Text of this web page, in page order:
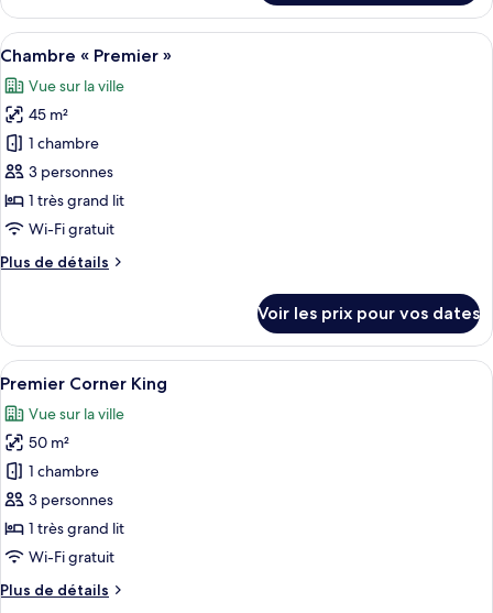
le
type
de
Superior
Plus
Twin
Afficher
toutes
les
photos
pour
ce
type
de
chambre :
Chambre
»
Une chambre d’hôtel avec un grand
8
Chambre « Premier »
Vue sur la ville
45 m²
1 chambre
3 personnes
1 très grand lit
Wi-Fi gratuit
Plus de détails
Plus
le
type
de
Chambre
«
Premier
Voir les prix pour vos dates
Afficher
toutes
les
photos
pour
ce
type
de
chambre :
Premier
Une chambre d’hôtel moderne
7
Premier Corner King
Vue sur la ville
50 m²
1 chambre
3 personnes
1 très grand lit
Wi-Fi gratuit
Plus de détails
Plus